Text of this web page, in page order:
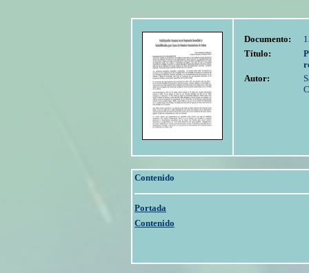
Documento:
Título:
Autor:
Contenido
Portada
Contenido